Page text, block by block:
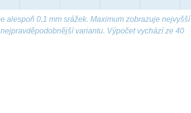
alespoň 0,1 mm srážek. Maximum zobrazuje nejvyšší
variantu. Výpočet vychází ze 40